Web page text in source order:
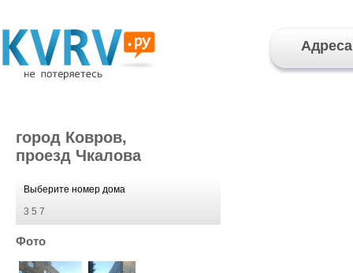
Адреса
город Ковров,
проезд Чкалова
Выберите номер дома
3 5 7
Фото